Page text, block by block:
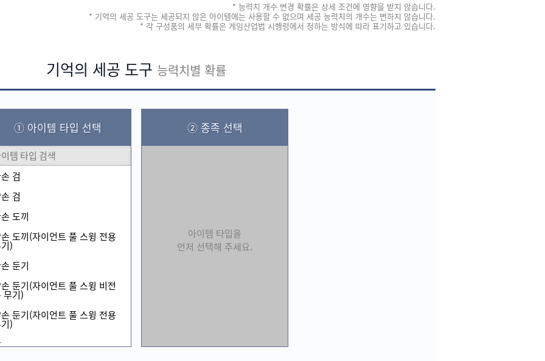
* 능력치 개수 변경 확률은 상세 조건에 영향을 받지 않습니다.
* 기억의 세공 도구는 세공되지 않은 아이템에는 사용할 수 없으며 세공 능력치의 개수는 변하지 않습니다.
* 각 구성품의 세부 확률은 게임산업법 시행령에서 정하는 방식에 따라 표기하고 있습니다.
기억의 세공 도구 능력치별 확률
① 아이템 타입 선택
검
검
도끼
도끼(자이언트 풀 스윙 전용
)
둔기
둔기(자이언트 풀 스윙 비전
무기)
둔기(자이언트 풀 스윙 전용
)
② 종족 선택
아이템 타입을
먼저 선택해 주세요.